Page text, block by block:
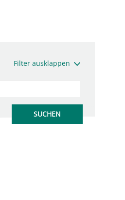
Filter ausklappen